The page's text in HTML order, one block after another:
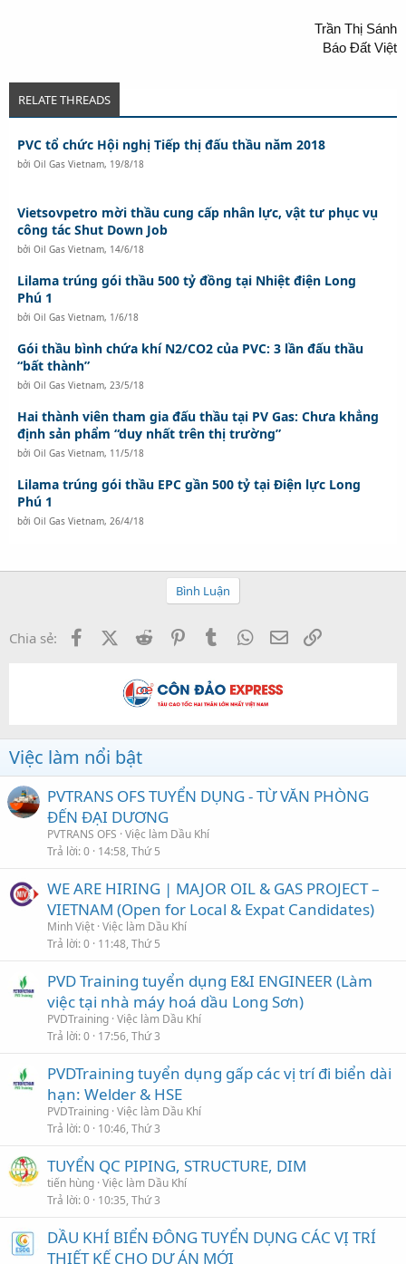
Trần Thị Sánh
Báo Đất Việt
RELATE THREADS
PVC tổ chức Hội nghị Tiếp thị đấu thầu năm 2018
bởi Oil Gas Vietnam, 19/8/18
Vietsovpetro mời thầu cung cấp nhân lực, vật tư phục vụ
công tác Shut Down Job
bởi Oil Gas Vietnam, 14/6/18
Lilama trúng gói thầu 500 tỷ đồng tại Nhiệt điện Long
Phú 1
bởi Oil Gas Vietnam, 1/6/18
Gói thầu bình chứa khí N2/CO2 của PVC: 3 lần đấu thầu
“bất thành”
bởi Oil Gas Vietnam, 23/5/18
Hai thành viên tham gia đấu thầu tại PV Gas: Chưa khẳng
định sản phẩm “duy nhất trên thị trường”
bởi Oil Gas Vietnam, 11/5/18
Lilama trúng gói thầu EPC gần 500 tỷ tại Điện lực Long
Phú 1
bởi Oil Gas Vietnam, 26/4/18
Bình Luận
Chia sẻ: FacebookX (Twitter)
Reddit PinterestTumblr WhatsApp
Email
Việc làm nổi bật
PVTRANS OFS TUYỂN DỤNG - TỪ VĂN PHÒNG
ĐẾN ĐẠI DƯƠNG
PVTRANS OFS Việc làm Dầu Khí
Trả lời 0 14:58, Thứ 5
WE ARE HIRING | MAJOR OIL & GAS PROJECT –
VIETNAM (Open for Local & Expat Candidates)
Minh Việt Việc làm Dầu Khí
Trả lời 0 11:48, Thứ 5
PVD Training tuyển dụng E&I ENGINEER (Làm
việc tại nhà máy hoá dầu Long Sơn)
PVDTraining Việc làm Dầu Khí
Trả lời 0 17:56, Thứ 3
PVDTraining tuyển dụng gấp các vị trí đi biển dài
hạn: Welder & HSE
PVDTraining Việc làm Dầu Khí
Trả lời 0 10:46, Thứ 3
TUYỂN QC PIPING, STRUCTURE, DIM
tiến hùng Việc làm Dầu Khí
Trả lời 0 10:35, Thứ 3
DẦU KHÍ BIỂN ĐÔNG TUYỂN DỤNG CÁC VỊ TRÍ
THIẾT KẾ CHO DỰ ÁN MỚI